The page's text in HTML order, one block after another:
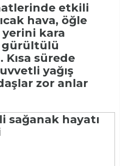
etkili
hava, öğle
kara
gürültülü
Kısa sürede
yağış
zor anlar